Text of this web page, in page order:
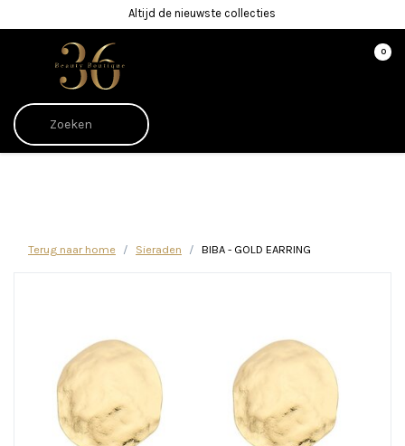
Altijd de nieuwste collecties
0
Terug naar home Sieraden BIBA - GOLD EARRING